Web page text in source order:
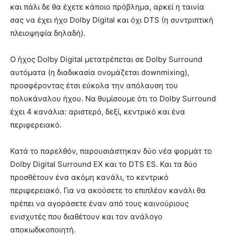
και πάλι δε θα έχετε κάποιο πρόβλημα, αρκεί η ταινία
σας να έχει ήχο Dolby Digital και όχι DTS (η συντριπτική
πλειοψηφία δηλαδή).
Ο ήχος Dolby Digital μετατρέπεται σε Dolby Surround
αυτόματα (η διαδικασία ονομάζεται downmixing),
προσφέροντας έτσι εύκολα την απόλαυση του
πολυκάναλου ήχου. Να θυμίσουμε ότι το Dolby Surround
έχει 4 κανάλια: αριστερό, δεξί, κεντρικό και ένα
περιφερειακό.
Κατά το παρελθόν, παρουσιάστηκαν δύο νέα φορμάτ το
Dolby Digital Surround EX και το DTS ES. Και τα δύο
προσθέτουν ένα ακόμη κανάλι, το κεντρικό
περιφερειακό. Για να ακούσετε το επιπλέον κανάλι θα
πρέπει να αγοράσετε έναν από τους καινούριους
ενισχυτές που διαθέτουν και τον ανάλογο
αποκωδικοποιητή.